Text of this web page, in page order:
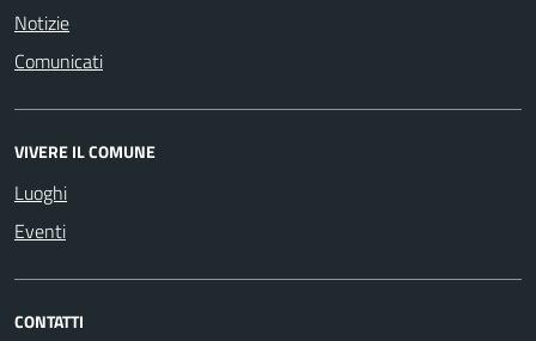
Notizie
Comunicati
VIVERE IL COMUNE
Luoghi
Eventi
CONTATTI